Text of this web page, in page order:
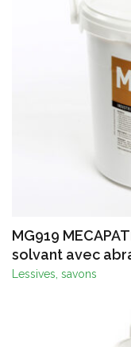
MG919
solvant avec
Lessives, savons